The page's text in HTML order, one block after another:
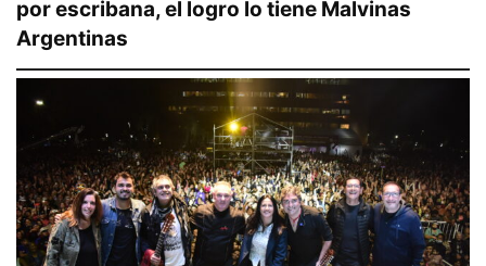
por escribana, el logro lo tiene Malvinas
Argentinas